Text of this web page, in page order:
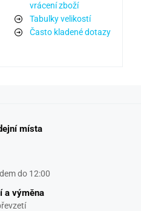
vrácení zboží
Tabulky velikostí
Často kladené dotazy
místa
do 12:00
a výměna